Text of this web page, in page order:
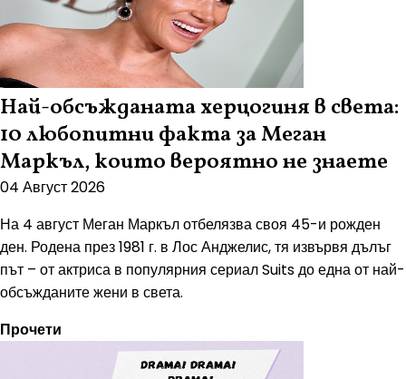
Най-обсъжданата херцогиня в света:
10 любопитни факта за Меган
Маркъл, които вероятно не знаете
04 Август 2026
На 4 август Меган Маркъл отбелязва своя 45-и рожден
ден. Родена през 1981 г. в Лос Анджелис, тя извървя дълъг
път – от актриса в популярния сериал Suits до една от най-
обсъжданите жени в света.
Прочети